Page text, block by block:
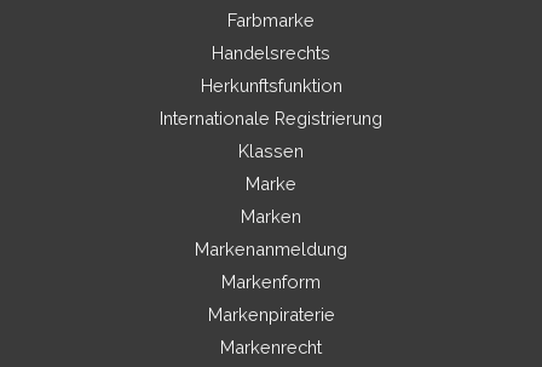
Farbmarke
Handelsrechts
Herkunftsfunktion
Internationale Registrierung
Klassen
Marke
Marken
Markenanmeldung
Markenform
Markenpiraterie
Markenrecht